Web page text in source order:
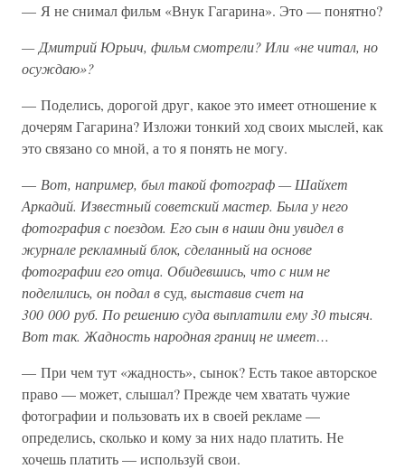
— Я не снимал фильм «Внук Гагарина». Это — понятно?
— Дмитрий Юрьич, фильм смотрели? Или «не читал, но
осуждаю»?
— Поделись, дорогой друг, какое это имеет отношение к
дочерям Гагарина? Изложи тонкий ход своих мыслей, как
это связано со мной, а то я понять не могу.
— Вот, например, был такой фотограф — Шайхет
Аркадий. Известный советский мастер. Была у него
фотография с поездом. Его сын в наши дни увидел в
журнале рекламный блок, сделанный на основе
фотографии его отца. Обидевшись, что с ним не
поделились, он подал всуд, выставив счет на
300 000 руб. По решению суда выплатили ему 30 тысяч.
Вот так. Жадность народная границ не имеет…
— При чем тут «жадность», сынок? Есть такое авторское
право — может, слышал? Прежде чем хватать чужие
фотографии и пользовать их в своей рекламе —
определись, сколько и кому за них надо платить. Не
хочешь платить — используй свои.